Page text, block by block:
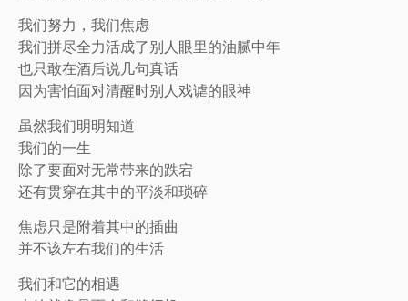
我们努力，我们焦虑
我们拼尽全力活成了别人眼里的油腻中年
也只敢在酒后说几句真话
因为害怕面对清醒时别人戏谑的眼神
虽然我们明明知道
我们的一生
除了要面对无常带来的跌宕
还有贯穿在其中的平淡和琐碎
焦虑只是附着其中的插曲
并不该左右我们的生活
我们和它的相遇